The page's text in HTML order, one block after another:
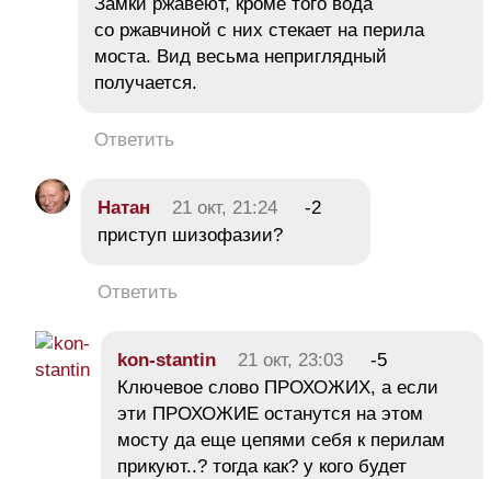
Замки ржавеют, кроме того вода
со ржавчиной с них стекает на перила
моста. Вид весьма неприглядный
получается.
Ответить
Натан 21 окт, 21:24
-2
приступ шизофазии?
Ответить
kon-stantin 21 окт, 23:03
-5
Ключевое слово ПРОХОЖИХ, а если
эти ПРОХОЖИЕ останутся на этом
мосту да еще цепями себя к перилам
прикуют..? тогда как? у кого будет